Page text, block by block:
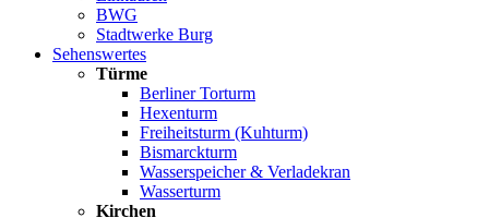
BWG
Stadtwerke Burg
Sehenswertes
Türme
Berliner Torturm
Hexenturm
Freiheitsturm (Kuhturm)
Bismarckturm
Wasserspeicher & Verladekran
Wasserturm
Kirchen